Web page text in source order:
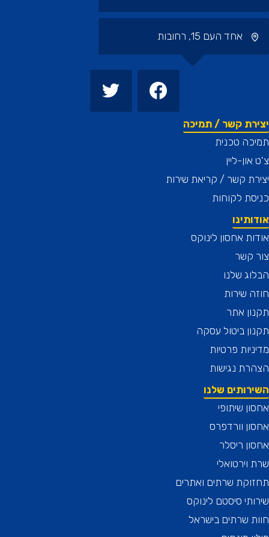
אחד העם 15, רחובות
קשר / תמיכה
טכנית
ליין
קשר / קריאת שירות
לקוחות
אחסון לינוקס
קשר
שלנו
שירות
אתר
ביטול עסקה
פרטיות
נגישות
שלנו
שיתופי
וורדפרס
ריסלר
שרתים ואתרים
סיסטם לינוקס
שרתים בישראל